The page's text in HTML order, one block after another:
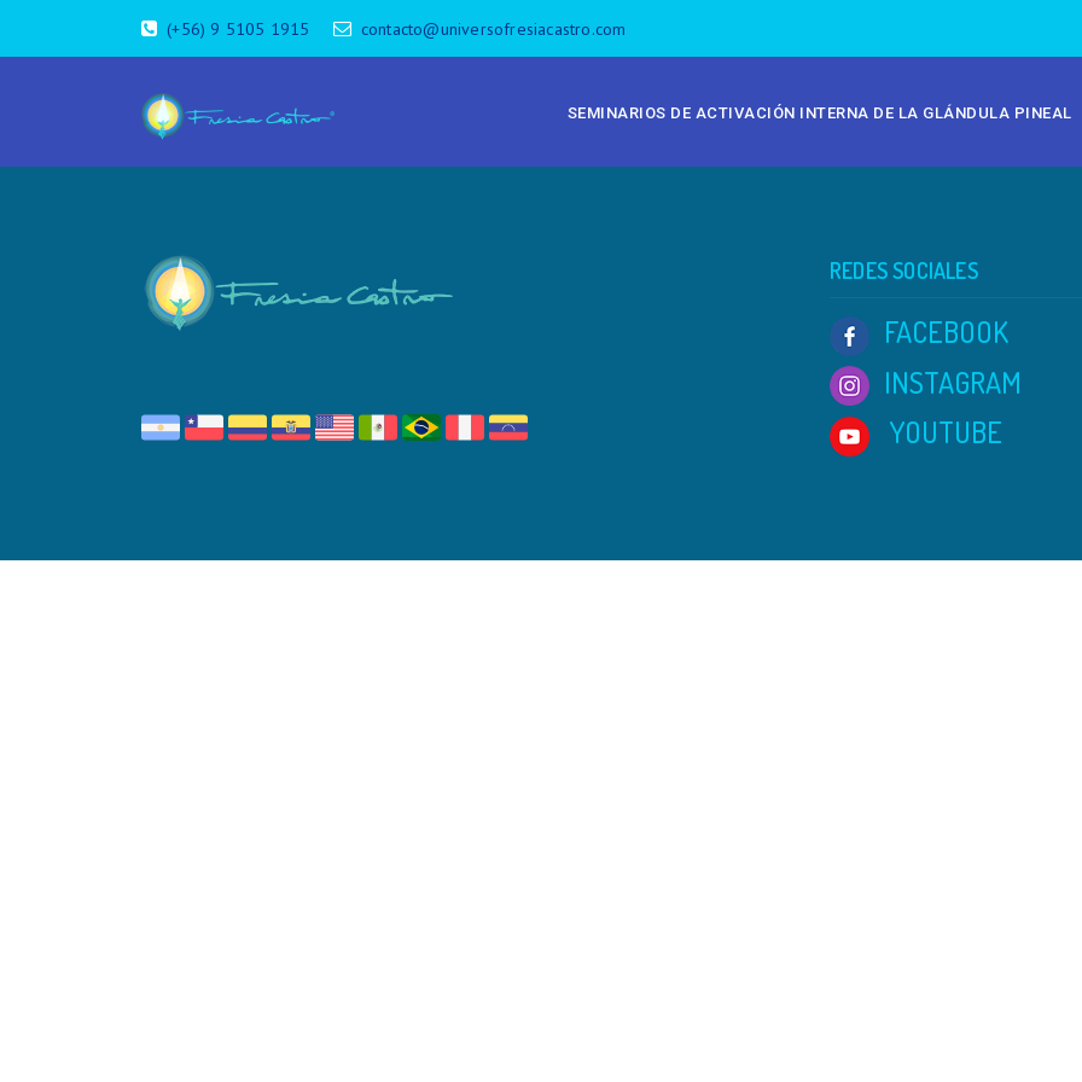
(+56) 9 5105 1915 contacto@universofresiacastro.com
SEMINARIOS DE ACTIVACIÓN INTERNA DE LA GLÁNDULA PINEAL
REDES SOCIALES
FACEBOOK
INSTAGRAM
YOUTUBE